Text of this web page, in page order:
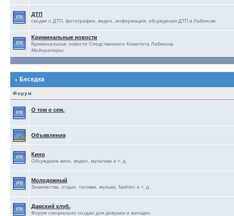
ДТП
сводки о ДТП, фотографии, видео, информация, обсуждения ДТП в Лабинске
Kриминальные новости
Криминальные новости Следственного Комитета Лабинска
Модераторы:
Беседка
Форум
О том о сем.
Объявления
Кино
Обсуждаем кино, видео, мультики и т. д.
Молодежный
Знакомства, отдых, тусовки, музыка, fashion и т. д.
Дамский клуб.
Форум специально создан для девушек и женщин.